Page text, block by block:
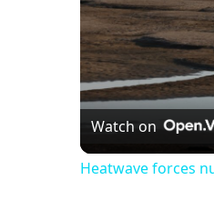
Watch on
Heatwave forces